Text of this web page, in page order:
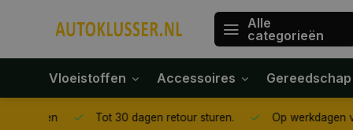
Alle
categorieën
Vloeistoffen Accessoires Gereedschap
Tot 30 dagen retour sturen. Op werkdagen